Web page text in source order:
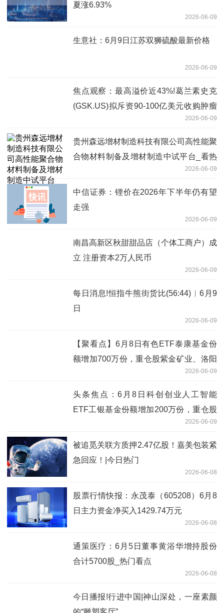
夏涨6.93%
2026-06-09
生意社：6月9日江苏双狮硫酸最新价格
2026-06-09
焦点观察：最高溢价近43%!葛兰素史克
(GSK.US)拟斥资90-100亿美元收购肿瘤
2026-06-09
贵州森远增材制造科技有限公司高性能聚
合物材料制备及增材制造中试平台_看热
2026-06-09
中信证券：锂价在2026年下半年仍有望
走强
2026-06-09
南昌高新区秋甜甜品店（个体工商户）成
立 注册资本2万人民币
2026-06-09
每日消息!恒指牛熊街货比(56:44)︱6月9
日
2026-06-09
【聚看点】6月8日有色ETF泰康基金份
额增加700万份，重仓股紫金矿业、洛阳
2026-06-09
头条焦点：6月8日科创创业人工智能
ETF工银基金份额增加200万份，重仓股
2026-06-09
被追觅关联方质押2.47亿股！嘉美包装紧
急回应！|今日热门
2026-06-08
股票行情快报：永茂泰（605208）6月8
日主力资金净买入1429.74万元
2026-06-08
通策医疗：6月5日董事黄浴华增持股份
合计5700股_热门看点
2026-06-08
今日播报!行进中国|神山深处，一座素颜